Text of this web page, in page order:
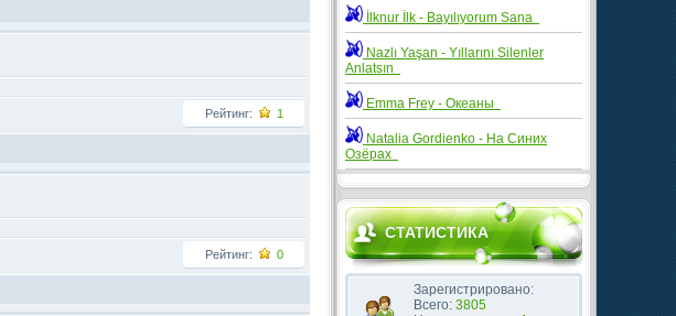
Рейтинг: 1
Рейтинг: 0
İlknur İlk - Bayılıyorum Sana
Nazlı Yaşan - Yıllarını Silenler
Anlatsın
Emma Frey - Океаны
Natalia Gordienko - На Синих
Озёрах
СТАТИСТИКА
Зарегистрировано:
Всего: 3805